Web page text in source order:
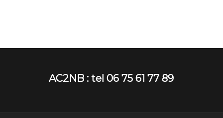
AC2NB : tel 06 75 61 77 89